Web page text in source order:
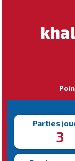
Parties
3